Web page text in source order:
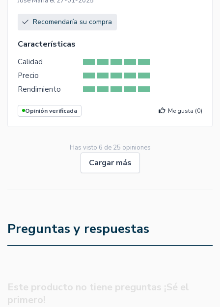
Recomendaría su compra
Características
Calidad
Precio
Rendimiento
Opinión verificada Me gusta (0)
Has visto 6 de 25 opiniones
Cargar más
Preguntas y respuestas
Este producto no tiene preguntas ¡Sé el
primero!